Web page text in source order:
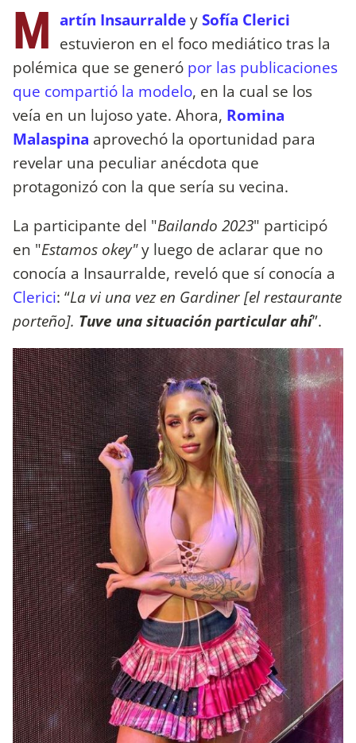
M artín InsaurraldeySofía Clerici
estuvieron en el foco mediático tras la
polémica que se generó por las publicaciones
que compartió la modelo, en la cual se los
veía en un lujoso yate. Ahora, Romina
Malaspina aprovechó la oportunidad para
revelar una peculiar anécdota que
protagonizó con la que sería su vecina.
La participante del "Bailando 2023" participó
en "Estamos okey"y luego de aclarar que no
conocía a Insaurralde, reveló que sí conocía a
Clerici: “La vi una vez en Gardiner [el restaurante
porteño]. Tuve una situación particular ahí”.